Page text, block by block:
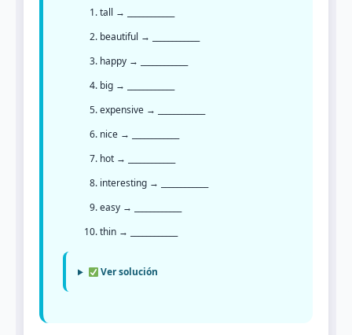
tall → ____________
beautiful → ____________
happy → ____________
big → ____________
expensive → ____________
nice → ____________
hot → ____________
interesting → ____________
easy → ____________
thin → ____________
Ver solución